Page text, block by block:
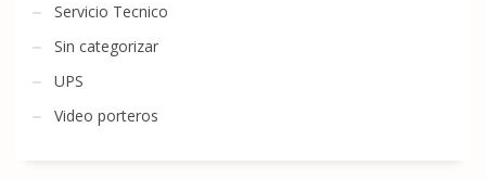
Servicio Tecnico
Sin categorizar
UPS
Video porteros